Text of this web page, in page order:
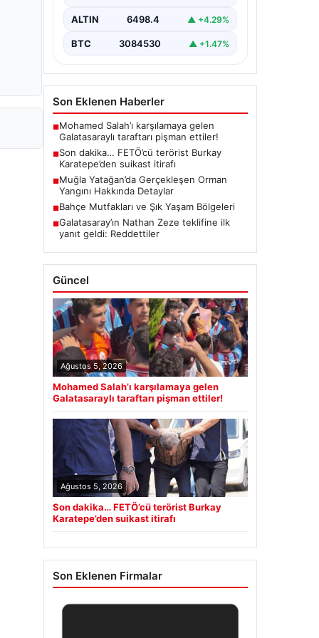
müdürlüklerince yürütülen ortak
ALTIN 6498.4 ▲ +4.29%
BTC 3084530 ▲ +1.47%
Son Eklenen Haberler
■Mohamed Salah’ı karşılamaya gelen
Galatasaraylı taraftarı pişman ettiler!
■Son dakika… FETÖ’cü terörist Burkay
Karatepe’den suikast itirafı
■Muğla Yatağan’da Gerçekleşen Orman
Yangını Hakkında Detaylar
■Bahçe Mutfakları ve Şık Yaşam Bölgeleri
■Galatasaray’ın Nathan Zeze teklifine ilk
yanıt geldi: Reddettiler
Güncel
Ağustos 5, 2026
Mohamed Salah’ı karşılamaya gelen
Galatasaraylı taraftarı pişman ettiler!
Ağustos 5, 2026
Son dakika… FETÖ’cü terörist Burkay
Karatepe’den suikast itirafı
Son Eklenen Firmalar